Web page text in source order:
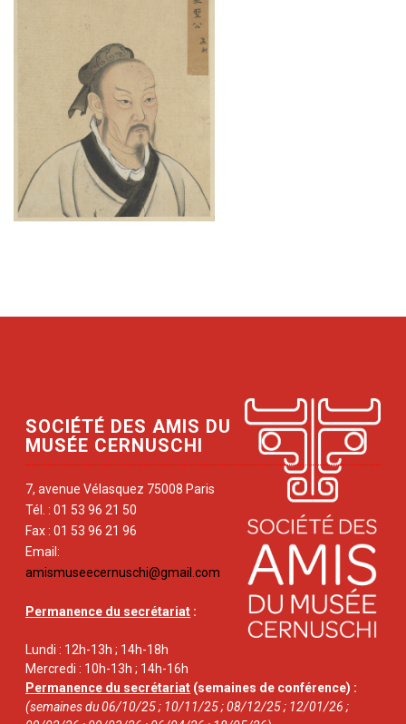
SOCIÉTÉ DES AMIS DU
MUSÉE CERNUSCHI
7, avenue Vélasquez 75008 Paris
Tél. : 01 53 96 21 50
Fax : 01 53 96 21 96
Email:
amismuseecernuschi@gmail.com
Permanence du secrétariat :
Lundi : 12h-13h ; 14h-18h
Mercredi : 10h-13h ; 14h-16h
Permanence du secrétariat (semaines de conférence) :
(semaines du 06/10/25 ; 10/11/25 ; 08/12/25 ; 12/01/26 ;